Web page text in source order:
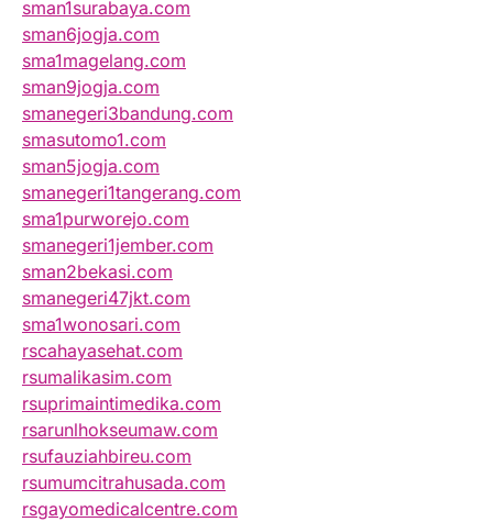
sman1surabaya.com
sman6jogja.com
sma1magelang.com
sman9jogja.com
smanegeri3bandung.com
smasutomo1.com
sman5jogja.com
smanegeri1tangerang.com
sma1purworejo.com
smanegeri1jember.com
sman2bekasi.com
smanegeri47jkt.com
sma1wonosari.com
rscahayasehat.com
rsumalikasim.com
rsuprimaintimedika.com
rsarunlhokseumaw.com
rsufauziahbireu.com
rsumumcitrahusada.com
rsgayomedicalcentre.com